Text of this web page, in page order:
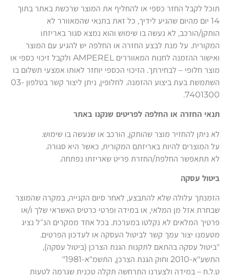
תוכל לקבל החזר כספי או להחליף את המוצר שרכשת באתר בתוך
14 יום מהיום שהגיע לידיך, כל זאת בתנאי שהמאוורר לא
הותקן/הורכב, לא נעשה בו שימוש והוא נמצא סגור באריזתו
המקורית. על מנת לבצע החזרה או החלפה יש להגיע עם המוצר
ואישור ההזמנה לחנות המאווררים AMPEREL ולקבל זיכוי כספי או
מוצר חלופי – לבחירתך. הזיכוי הכספי יוחזר לאותו אמצעי תשלום בו
השתמשת בעת ביצוע ההזמנה. לחלופין, ניתן ליצור קשר בטלפון 03-
7401300.
תנאי החזרה או החלפה לפריטים שנקנו באתר
לא ניתן להחזיר מוצר שהותקן, הורכב או שנעשה בו שימוש.
על המוצרים להיות באריזתם המקורית, כאשר היא סגורה.
לא תתאפשר החלפת/החזרת פריט שאריזתו נפתחה.
ביטול עסקה
הזמנתך עלולה שלא להתבצע, לאחר סיום הקנייה, במקרה שהמוצר
שבחרת אזל מן המלאי, או במידה ופרטי כרטיס האשראי שלך ו/או
פרטיך המלאים לא נקלטו במערכת. בכל אחד ממקרים הנ״ל נציג
מטעמנו יצור עמך קשר לביטול העסקה או לעדכון הפרטים.
"ביטול עסקה בהתאם לתקנות הגנת הצרכן (ביטול עסקה),
התשע"א-2010 וחוק הגנת הצרכן, התשמ"א-1981"
ט.ל.ח – במידה ולצערנו התרחשה תקלה טכנית שגרמה לטעות